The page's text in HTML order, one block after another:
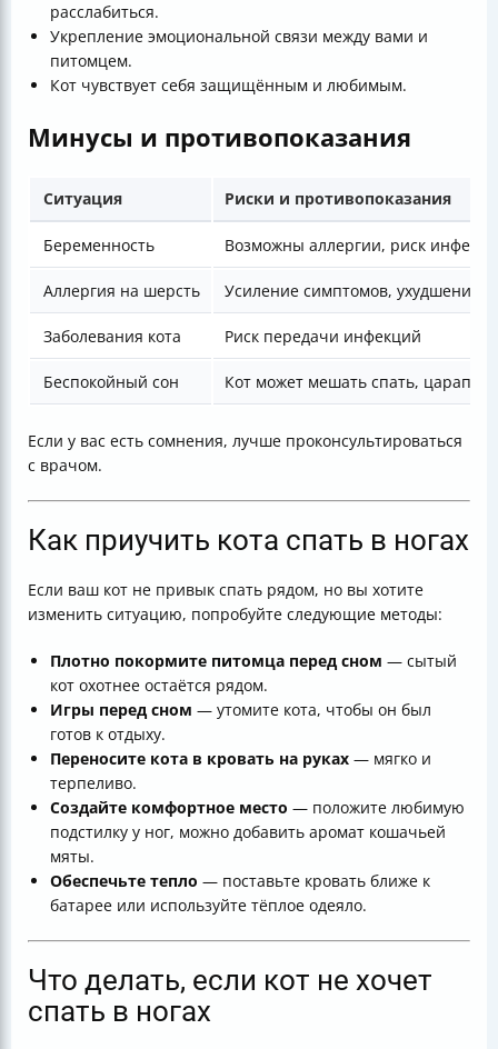
расслабиться.
Укрепление эмоциональной связи между вами и
питомцем.
Кот чувствует себя защищённым и любимым.
Минусы и противопоказания
Ситуация Риски и противопоказания
Беременность Возможны аллергии, риск
Аллергия на шерсть Усиление симптомов, ухудшение
Заболевания кота Риск передачи инфекций
Беспокойный сон Кот может мешать спать,
Если у вас есть сомнения, лучше проконсультироваться
с врачом.
Как приучить кота спать в ногах
Если ваш кот не привык спать рядом, но вы хотите
изменить ситуацию, попробуйте следующие методы:
Плотно покормите питомца перед сном — сытый
кот охотнее остаётся рядом.
Игры перед сном — утомите кота, чтобы он был
готов к отдыху.
Переносите кота в кровать на руках — мягко и
терпеливо.
Создайте комфортное место — положите любимую
подстилку у ног, можно добавить аромат кошачьей
мяты.
Обеспечьте тепло — поставьте кровать ближе к
батарее или используйте тёплое одеяло.
Что делать, если кот не хочет
спать в ногах